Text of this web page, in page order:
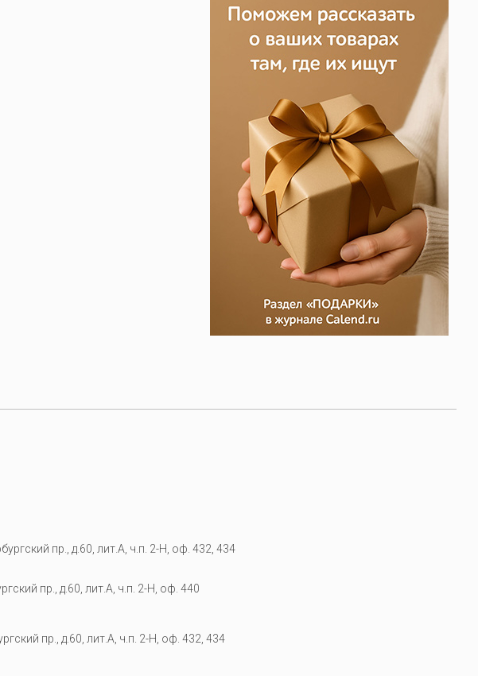
пр., д.60, лит.А, ч.п. 2-Н, оф. 432, 434
пр., д.60, лит.А, ч.п. 2-Н, оф. 440
пр., д.60, лит.А, ч.п. 2-Н, оф. 432, 434